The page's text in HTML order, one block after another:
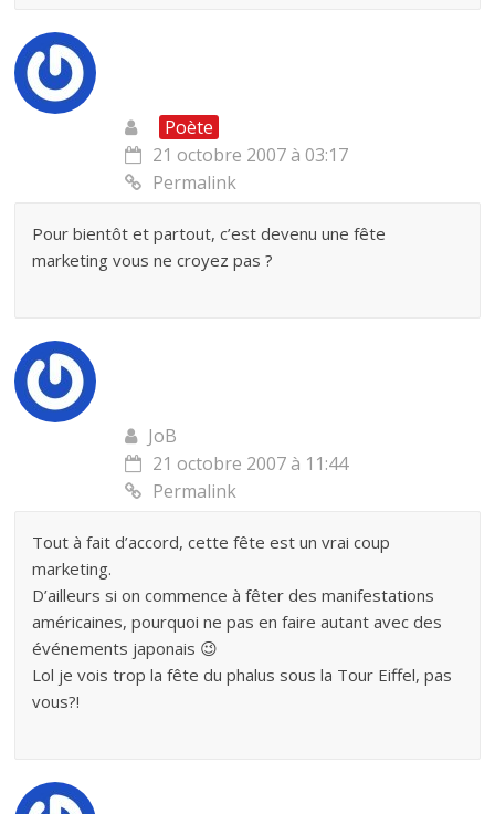
Poète
21 octobre 2007 à 03:17
Permalink
Pour bientôt et partout, c’est devenu une fête
marketing vous ne croyez pas ?
JoB
21 octobre 2007 à 11:44
Permalink
Tout à fait d’accord, cette fête est un vrai coup
marketing.
D’ailleurs si on commence à fêter des manifestations
américaines, pourquoi ne pas en faire autant avec des
événements japonais 😉
Lol je vois trop la fête du phalus sous la Tour Eiffel, pas
vous?!